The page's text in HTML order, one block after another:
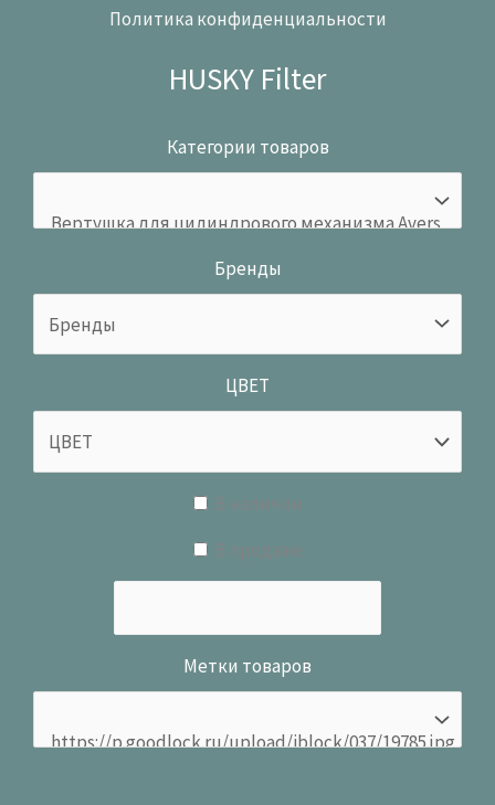
Политика конфиденциальности
HUSKY Filter
Категории товаров
Бренды
ЦВЕТ
Метки товаров